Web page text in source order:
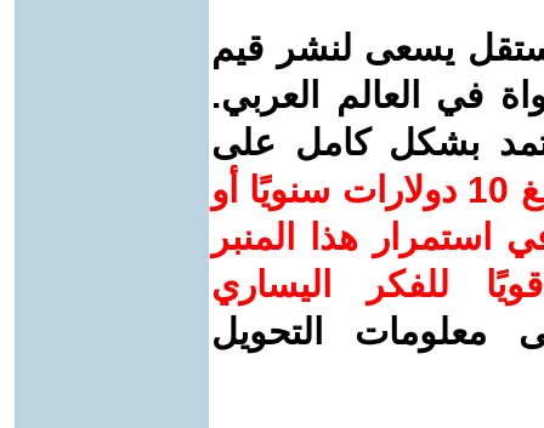
يسعى لنشر قيم
في العالم العربي.
بشكل كامل على
ساهم/ي معنا! بدعمكم بمبلغ 10 دولارات سنويًا أو
استمرار هذا المنبر
للفكر اليساري
معلومات التحويل